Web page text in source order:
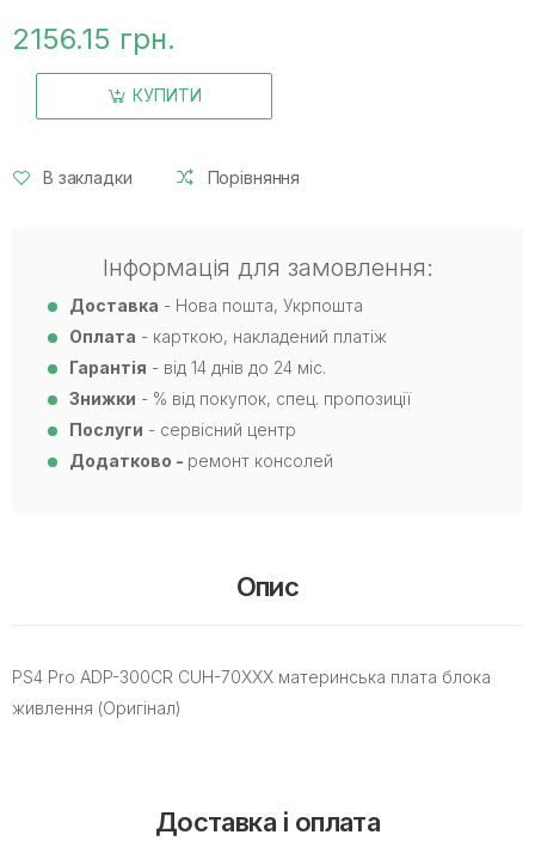
2156.15 грн.
КУПИТИ
В закладки Порівняння
Інформація для замовлення:
Доставка - Нова пошта, Укрпошта
Оплата - карткою, накладений платіж
Гарантія - від 14 днів до 24 міс.
Знижки - % від покупок, спец. пропозиції
Послуги - сервісний центр
Додатково - ремонт консолей
Опис
PS4 Pro ADP-300CR CUH-70XXX материнська плата блока
живлення (Оригінал)
Доставка і оплата